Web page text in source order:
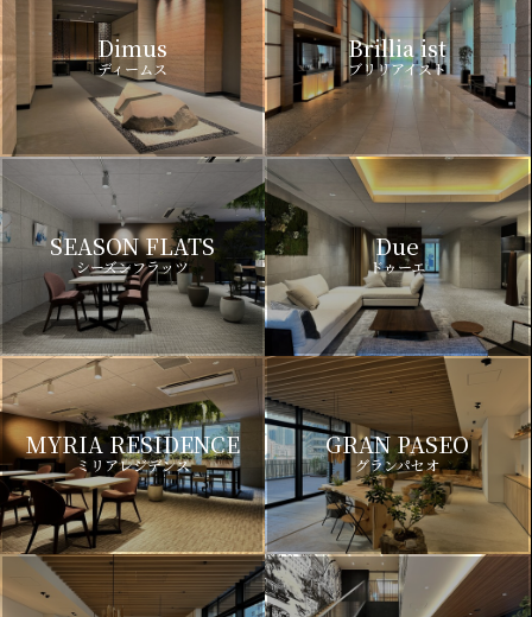
Dimus
ディームス
Brillia ist
ブリリアイスト
SEASON FLATS
シーズンフラッツ
Due
ドゥーエ
MYRIA RESIDENCE
ミリアレジデンス
GRAN PASEO
グランパセオ